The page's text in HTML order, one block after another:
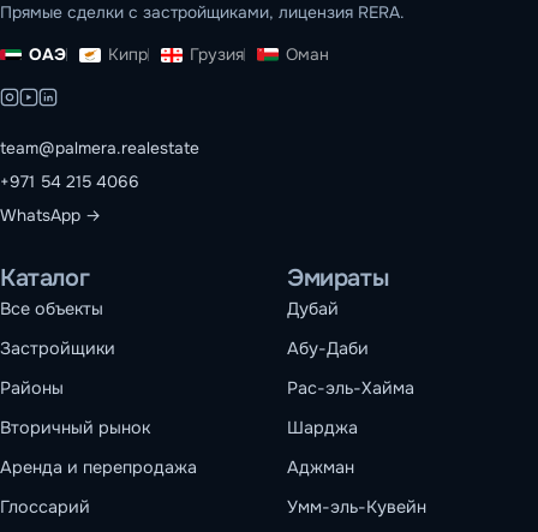
Прямые сделки с застройщиками, лицензия RERA.
ОАЭ Кипр Грузия Оман
team@palmera.realestate
+971 54 215 4066
WhatsApp →
Каталог
Все объекты
Застройщики
Районы
Вторичный рынок
Аренда и перепродажа
Глоссарий
Эмираты
Дубай
Абу-Даби
Рас-эль-Хайма
Шарджа
Аджман
Умм-эль-Кувейн